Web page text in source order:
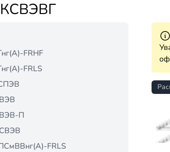
FRHF
FRLS
П
FRLS